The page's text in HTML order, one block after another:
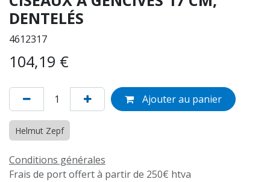
DENTELÉS
4612317
104,19 €
Ajouter au panier
Helmut Zepf
Conditions générales
Frais de port offert à partir de 250€ htva